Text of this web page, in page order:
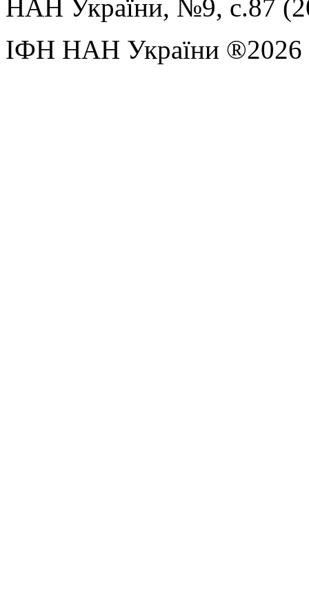
НАН України, №9, с.87
ІФН НАН України ®2026